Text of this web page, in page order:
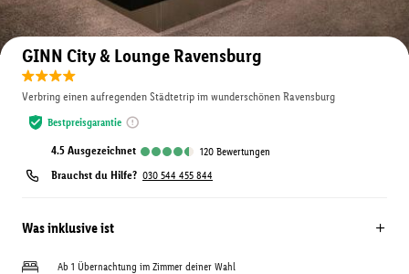
Auf der Karte anzeigen
GINN City & Lounge Ravensburg
Verbring einen aufregenden Städtetrip im wunderschönen Ravensburg
Bestpreisgarantie
4.5 ausgezeichnet 120 Bewertungen
Brauchst du Hilfe? 030 544 455 844
Was inklusive ist
Ab 1 Übernachtung im Zimmer deiner Wahl